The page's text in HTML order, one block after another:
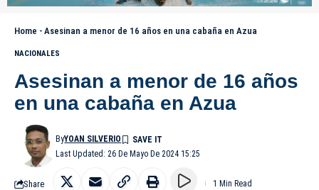
Home - Asesinan a menor de 16 años en una cabaña en Azua
NACIONALES
Asesinan a menor de 16 años
en una cabaña en Azua
Last Updated: 26 De Mayo De 2024 15:25
ByYOAN SILVERIO
Share 1 Min Read